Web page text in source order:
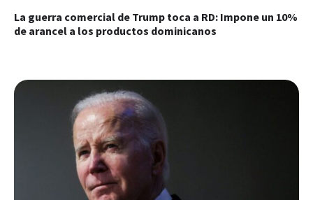
La guerra comercial de Trump toca a RD: Impone un 10%
de arancel a los productos dominicanos